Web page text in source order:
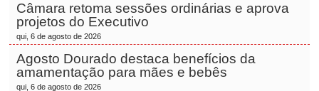
Câmara retoma sessões ordinárias e aprova
projetos do Executivo
qui, 6 de agosto de 2026
Agosto Dourado destaca benefícios da
amamentação para mães e bebês
qui, 6 de agosto de 2026